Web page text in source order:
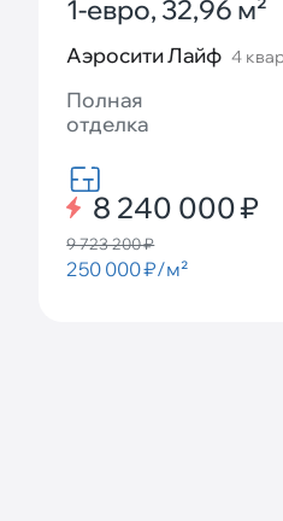
1-евро, 32,96 м²
Аэросити Лайф 4
Полная
отделка
8 240 000 ₽
9 723 200 ₽
250 000 ₽/м²